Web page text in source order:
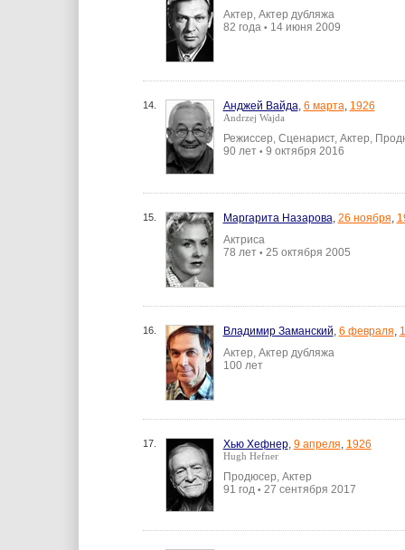
Актер, Актер дубляжа
82 года • 14 июня 2009
14. Анджей Вайда, 6 марта, 1926
Andrzej Wajda
Режиссер, Сценарист, Актер,
90 лет • 9 октября 2016
15. Маргарита Назарова, 26 ноября,
Актриса
78 лет • 25 октября 2005
16. Владимир Заманский, 6 февраля,
Актер, Актер дубляжа
100 лет
17. Хью Хефнер, 9 апреля, 1926
Hugh Hefner
Продюсер, Актер
91 год • 27 сентября 2017